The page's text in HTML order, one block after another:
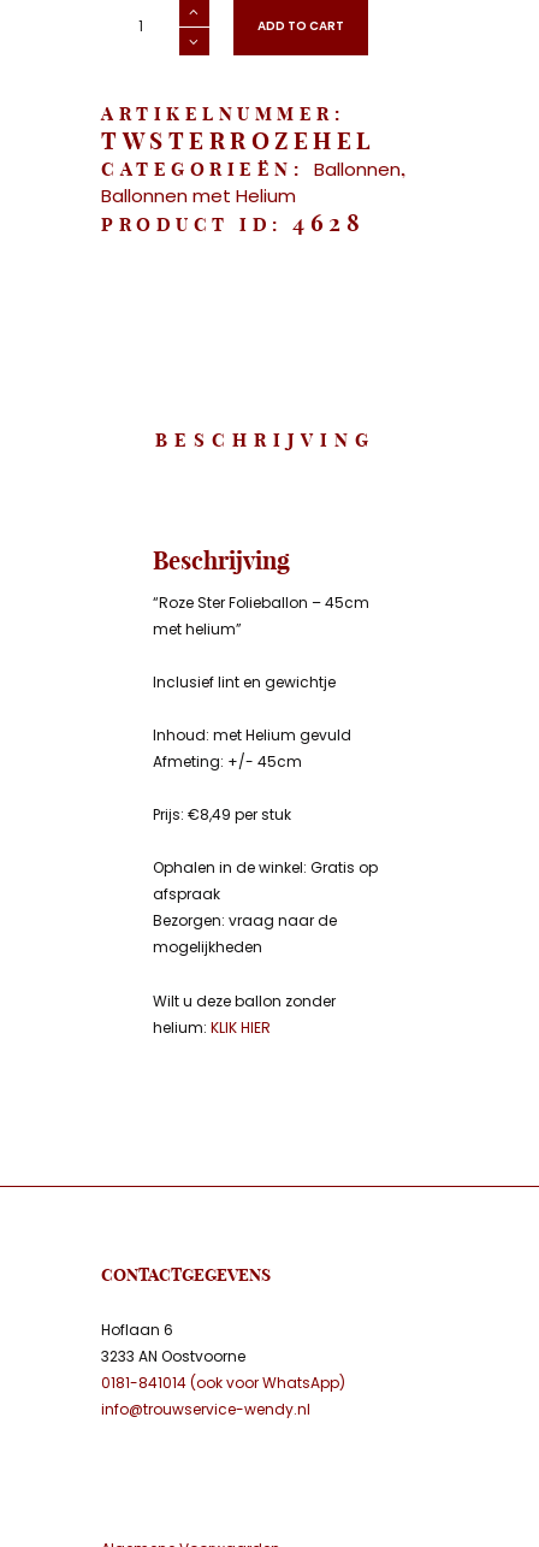
Folieballon
aantal
ADD TO CART
ARTIKELNUMMER:
TWSTERROZEHEL
CATEGORIEËN: Ballonnen,
Ballonnen met Helium
PRODUCT ID: 4628
BESCHRIJVING
Beschrijving
“Roze Ster Folieballon – 45cm
met helium”
Inclusief lint en gewichtje
Inhoud: met Helium gevuld
Afmeting: +/- 45cm
Prijs: €8,49 per stuk
Ophalen in de winkel: Gratis op
afspraak
Bezorgen: vraag naar de
mogelijkheden
Wilt u deze ballon zonder
helium:KLIK HIER
CONTACTGEGEVENS
Hoflaan 6
3233 AN Oostvoorne
0181-841014 (ook voor WhatsApp)
info@trouwservice-wendy.nl